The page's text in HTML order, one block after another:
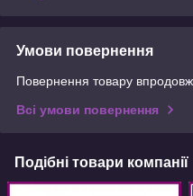
Умови повернення
Повернення товару
Всі умови повернення
Подібні товари компанії